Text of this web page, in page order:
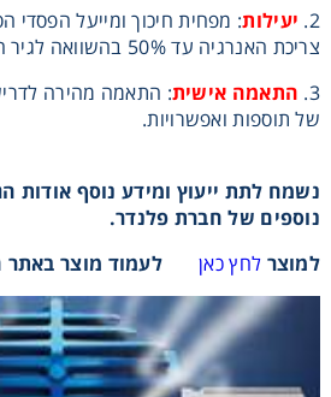
2. יעילות: מפחית חיכוך ומייעל
צריכת האנרגיה עד 50% בהשוואה לגיר הקונבנציונלי .
3. התאמה אישית: התאמה מהירה
של תוספות ואפשרויות.
נשמח לתת ייעוץ ומידע נוסף אודות
נוספים של חברת פלנדר.
למוצר לחץ כאן לעמוד מוצר באתר
שינוע ליניארי
עיבוד שבבי/רכיבי
פיקוד ובקרה